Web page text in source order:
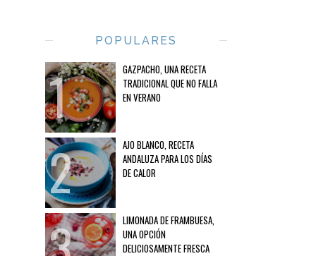
POPULARES
GAZPACHO, UNA RECETA
TRADICIONAL QUE NO FALLA
EN VERANO
AJO BLANCO, RECETA
ANDALUZA PARA LOS DÍAS
DE CALOR
LIMONADA DE FRAMBUESA,
UNA OPCIÓN
DELICIOSAMENTE FRESCA